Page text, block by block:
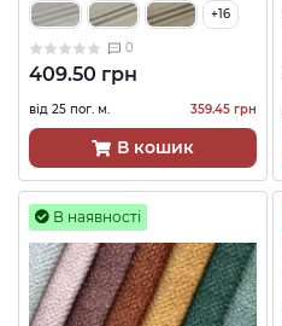
+16
0
409.50 грн
від 25 пог. м. 359.45 грн
В кошик
В наявності